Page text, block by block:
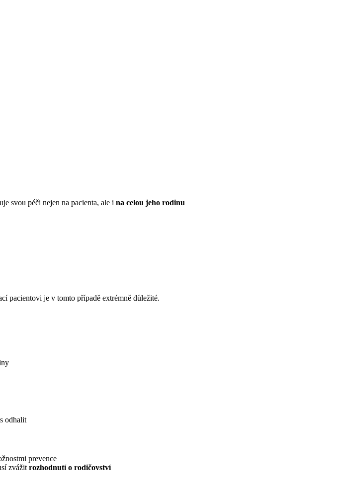
svou péči nejen na pacienta, ale i na celou jeho rodinu
pacientovi je v tomto případě extrémně důležité.
odhalit
prevence
zvážit rozhodnutí o rodičovství